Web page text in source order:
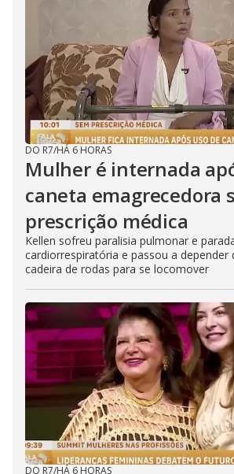
DO R7/HÁ 6 HORAS
Mulher é internada
caneta emagrecedora
prescrição médica
Kellen sofreu paralisia pulmonar e
cardiorrespiratória e passou a depender
cadeira de rodas para se locomover
DO R7/HÁ 6 HORAS